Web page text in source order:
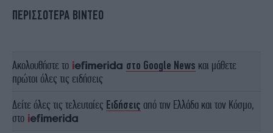
ΠΕΡΙΣΣΟΤΕΡΑ ΒΙΝΤΕΟ
Ακολουθήστε το στο Google News και μάθετε
πρώτοι όλες τις ειδήσεις
Δείτε όλες τις τελευταίες Ειδήσεις από την Ελλάδα και τον Κόσμο,
στο